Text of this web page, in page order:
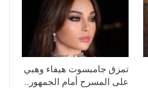
تمزق جامبسوت هيفاء وهبي
على المسرح أمام الجمهور..